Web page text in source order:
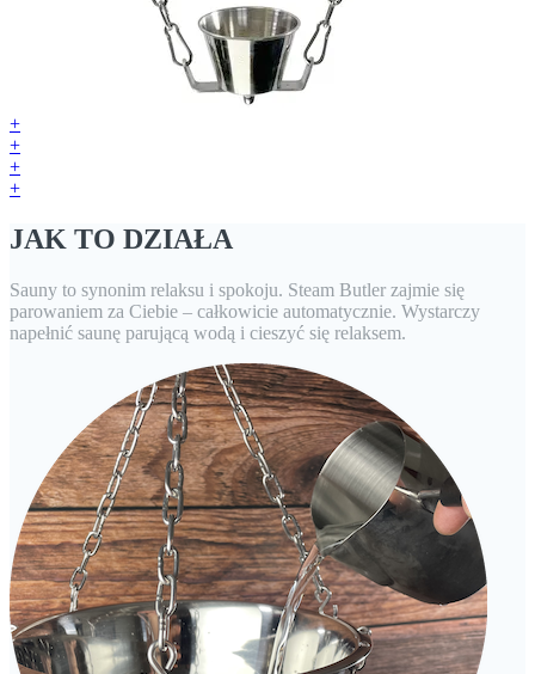
+
+
+
+
JAK TO DZIAŁA
Sauny to synonim relaksu i spokoju. Steam Butler zajmie się
parowaniem za Ciebie – całkowicie automatycznie. Wystarczy
napełnić saunę parującą wodą i cieszyć się relaksem.